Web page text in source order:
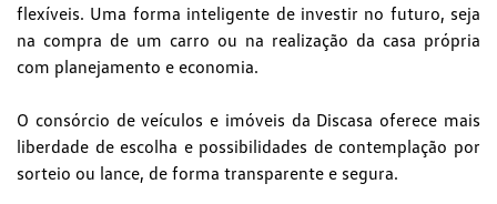
flexíveis. Uma forma inteligente de investir no futuro, seja
na compra de um carro ou na realização da casa própria
com planejamento e economia.
O consórcio de veículos e imóveis da Discasa oferece mais
liberdade de escolha e possibilidades de contemplação por
sorteio ou lance, de forma transparente e segura.